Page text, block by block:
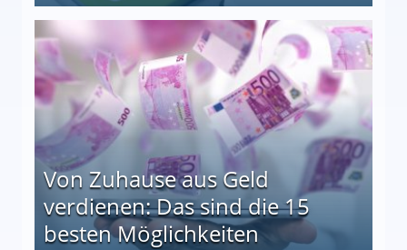
auf einen Blick
Von Zuhause aus Geld
verdienen: Das sind die 15
besten Möglichkeiten